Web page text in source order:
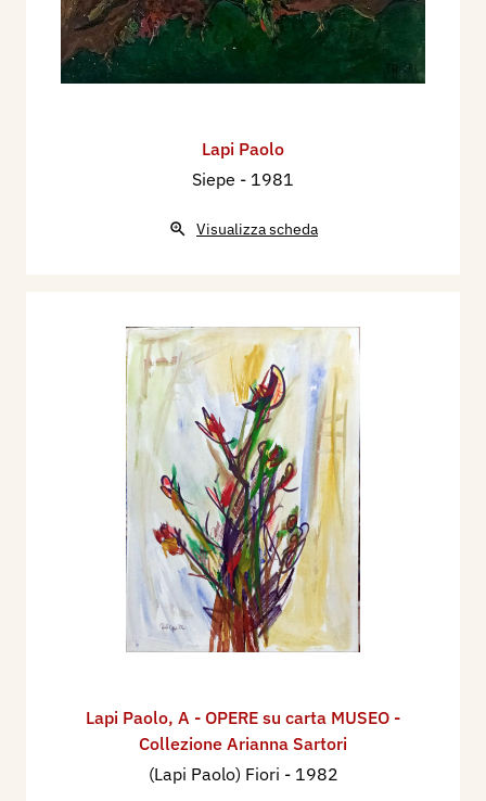
Lapi Paolo
Siepe - 1981
Visualizza scheda
Lapi Paolo, A - OPERE su carta MUSEO -
Collezione Arianna Sartori
(Lapi Paolo) Fiori - 1982